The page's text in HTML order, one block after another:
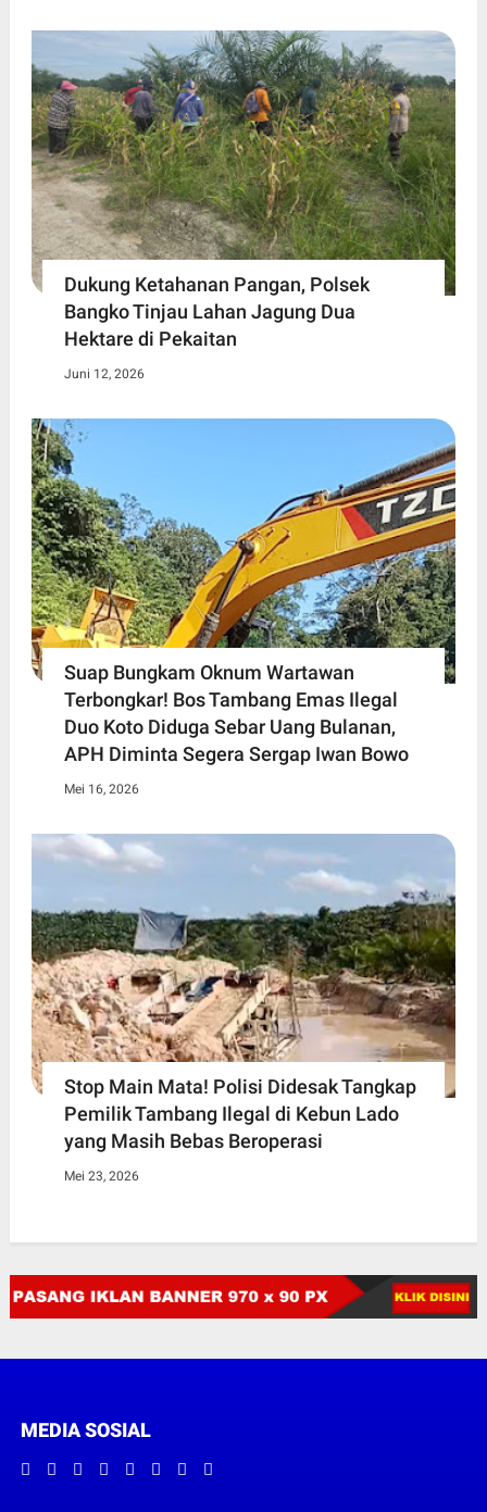
Dukung Ketahanan Pangan, Polsek
Bangko Tinjau Lahan Jagung Dua
Hektare di Pekaitan
Juni 12, 2026
Suap Bungkam Oknum Wartawan
Terbongkar! Bos Tambang Emas Ilegal
Duo Koto Diduga Sebar Uang Bulanan,
APH Diminta Segera Sergap Iwan Bowo
Mei 16, 2026
Stop Main Mata! Polisi Didesak Tangkap
Pemilik Tambang Ilegal di Kebun Lado
yang Masih Bebas Beroperasi
Mei 23, 2026
MEDIA SOSIAL